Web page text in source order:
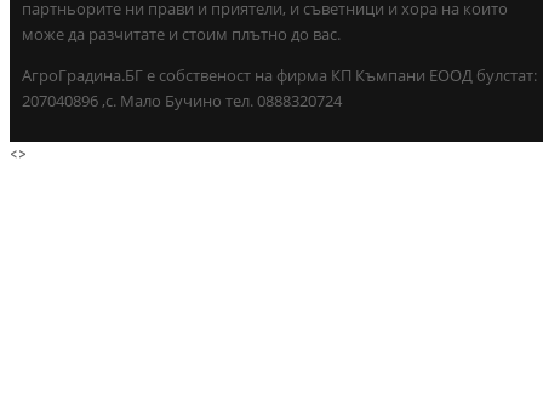
партньорите ни прави и приятели, и съветници и хора на които
може да разчитате и стоим плътно до вас.
АгроГрадина.БГ е собственост на фирма КП Къмпани ЕООД булстат:
207040896 ,с. Мало Бучино тел. 0888320724
<>